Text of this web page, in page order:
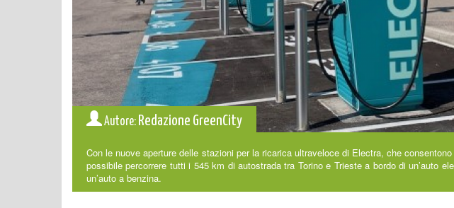
Autore: Redazione GreenCity
Con le nuove aperture delle stazioni per la ricarica ultraveloce di Electra, che
possibile percorrere tutti i 545 km di autostrada tra Torino e Trieste a bordo di un’auto
un’auto a benzina.